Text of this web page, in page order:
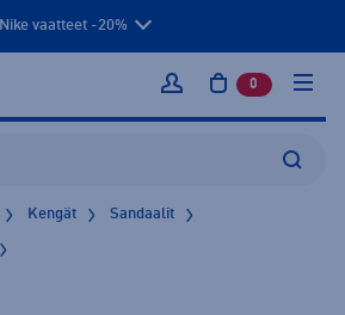
Nike vaatteet -20%
Kirjaudu sisään
0 tuotetta
Kengät Sandaalit